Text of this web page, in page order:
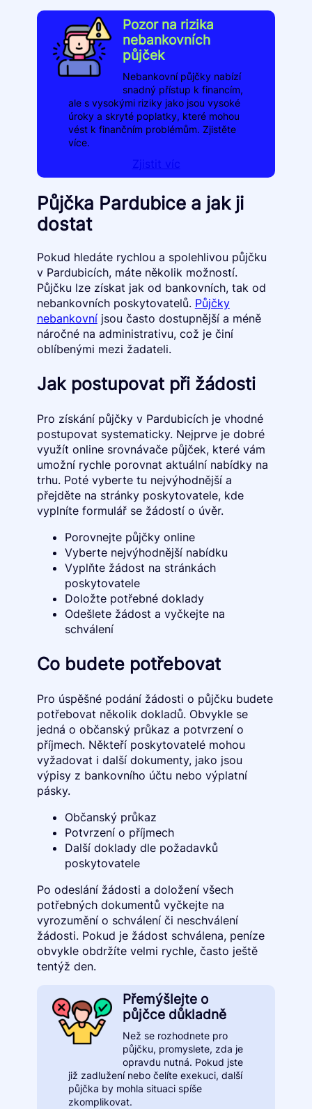
Pozor na rizika
nebankovních
půjček
Nebankovní půjčky nabízí
snadný přístup k financím,
ale s vysokými riziky jako jsou vysoké
úroky a skryté poplatky, které mohou
vést k finančním problémům. Zjistěte
více.
Zjistit víc
Půjčka Pardubice a jak ji
dostat
Pokud hledáte rychlou a spolehlivou půjčku
v Pardubicích, máte několik možností.
Půjčku lze získat jak od bankovních, tak od
nebankovních poskytovatelů. Půjčky
nebankovníjsou často dostupnější a méně
náročné na administrativu, což je činí
oblíbenými mezi žadateli.
Jak postupovat při žádosti
Pro získání půjčky v Pardubicích je vhodné
postupovat systematicky. Nejprve je dobré
využít online srovnávače půjček, které vám
umožní rychle porovnat aktuální nabídky na
trhu. Poté vyberte tu nejvýhodnější a
přejděte na stránky poskytovatele, kde
vyplníte formulář se žádostí o úvěr.
Porovnejte půjčky online
Vyberte nejvýhodnější nabídku
Vyplňte žádost na stránkách
poskytovatele
Doložte potřebné doklady
Odešlete žádost a vyčkejte na
schválení
Co budete potřebovat
Pro úspěšné podání žádosti o půjčku budete
potřebovat několik dokladů. Obvykle se
jedná o občanský průkaz a potvrzení o
příjmech. Někteří poskytovatelé mohou
vyžadovat i další dokumenty, jako jsou
výpisy z bankovního účtu nebo výplatní
pásky.
Občanský průkaz
Potvrzení o příjmech
Další doklady dle požadavků
poskytovatele
Po odeslání žádosti a doložení všech
potřebných dokumentů vyčkejte na
vyrozumění o schválení či neschválení
žádosti. Pokud je žádost schválena, peníze
obvykle obdržíte velmi rychle, často ještě
tentýž den.
Přemýšlejte o
půjčce důkladně
Než se rozhodnete pro
půjčku, promyslete, zda je
opravdu nutná. Pokud jste
již zadlužení nebo čelíte exekuci, další
půjčka by mohla situaci spíše
zkomplikovat.